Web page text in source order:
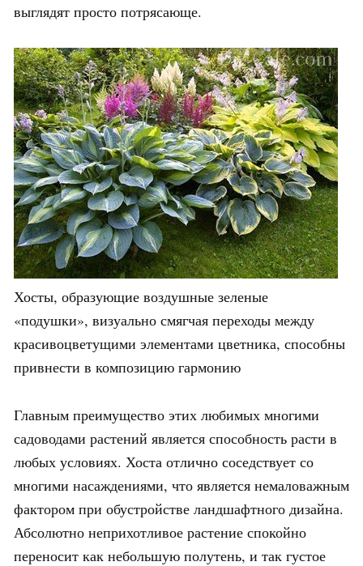
выглядят просто потрясающе.
Хосты, образующие воздушные зеленые
«подушки», визуально смягчая переходы между
красивоцветущими элементами цветника, способны
привнести в композицию гармонию
Главным преимущество этих любимых многими
садоводами растений является способность расти в
любых условиях. Хоста отлично соседствует со
многими насаждениями, что является немаловажным
фактором при обустройстве ландшафтного дизайна.
Абсолютно неприхотливое растение спокойно
переносит как небольшую полутень, и так густое